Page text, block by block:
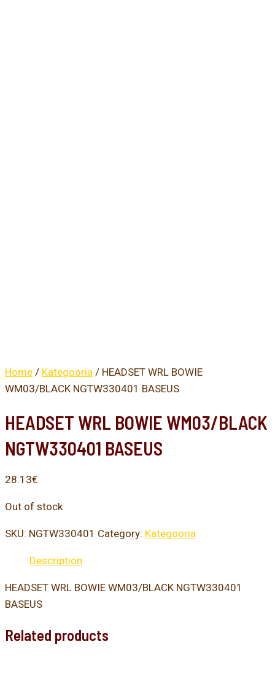
Home / Kategooria / HEADSET WRL BOWIE
WM03/BLACK NGTW330401 BASEUS
HEADSET WRL BOWIE WM03/BLACK
NGTW330401 BASEUS
28.13€
Out of stock
SKU: NGTW330401 Category: Kategooria
Description
HEADSET WRL BOWIE WM03/BLACK NGTW330401
BASEUS
Related products